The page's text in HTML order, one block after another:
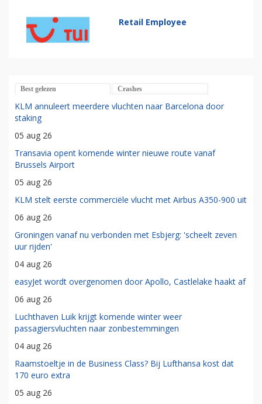
Retail Employee
Best gelezen Crashes
KLM annuleert meerdere vluchten naar Barcelona door
staking
05 aug 26
Transavia opent komende winter nieuwe route vanaf
Brussels Airport
05 aug 26
KLM stelt eerste commerciële vlucht met Airbus A350-900 uit
06 aug 26
Groningen vanaf nu verbonden met Esbjerg: 'scheelt zeven
uur rijden'
04 aug 26
easyJet wordt overgenomen door Apollo, Castlelake haakt af
06 aug 26
Luchthaven Luik krijgt komende winter weer
passagiersvluchten naar zonbestemmingen
04 aug 26
Raamstoeltje in de Business Class? Bij Lufthansa kost dat
170 euro extra
05 aug 26